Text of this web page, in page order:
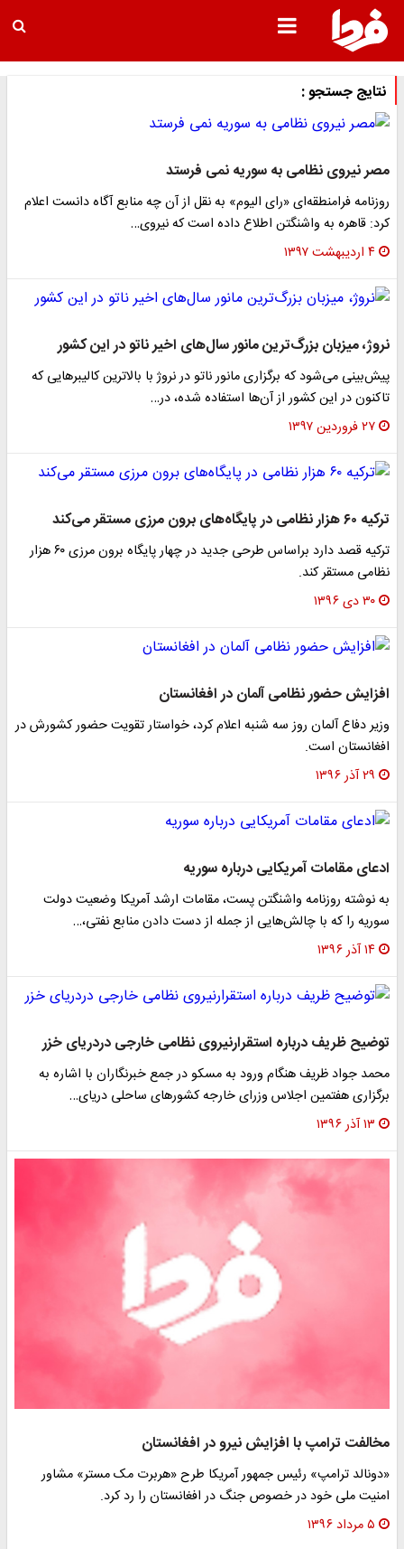
نتایج جستجو :
مصر نیروی نظامی به سوریه نمی فرستد
روزنامه فرامنطقه‌ای «رای الیوم» به نقل از آن چه منابع آگاه دانست اعلام
کرد: قاهره به واشنگتن اطلاع داده است که نیروی…
۴ اردیبهشت ۱۳۹۷
نروژ، میزبان بزرگ‌ترین مانور سال‌های اخیر ناتو در این کشور
پیش‌بینی می‌شود که برگزاری مانور ناتو در نروژ با بالاترین کالیبر‌هایی که
تاکنون در این کشور از آن‌ها استفاده شده، در…
۲۷ فروردین ۱۳۹۷
ترکیه ۶۰ هزار نظامی در پایگاه‌های برون مرزی مستقر می‌کند
ترکیه قصد دارد براساس طرحی جدید در چهار پایگاه برون مرزی ۶۰ هزار
نظامی مستقر کند.
۳۰ دی ۱۳۹۶
افزایش حضور نظامی آلمان در افغانستان
وزیر دفاع آلمان روز سه شنبه اعلام کرد، خواستار تقویت حضور کشورش در
افغانستان است.
۲۹ آذر ۱۳۹۶
ادعای مقامات آمریکایی درباره سوریه
به نوشته روزنامه واشنگتن پست، مقامات ارشد آمریکا وضعیت دولت
سوریه را که با چالش‌هایی از جمله از دست دادن منابع نفتی،…
۱۴ آذر ۱۳۹۶
توضیح ظریف درباره استقرارنیروی نظامی خارجی دردریای خزر
محمد جواد ظریف هنگام ورود به مسکو در جمع خبرنگاران با اشاره به
برگزاری هفتمین اجلاس وزرای خارجه کشورهای ساحلی دریای…
۱۳ آذر ۱۳۹۶
مخالفت ترامپ با افزایش نیرو در افغانستان
«دونالد ترامپ» رئیس جمهور آمریکا طرح «هربرت مک مستر» مشاور
امنیت ملی خود در خصوص جنگ در افغانستان را رد کرد.
۵ مرداد ۱۳۹۶